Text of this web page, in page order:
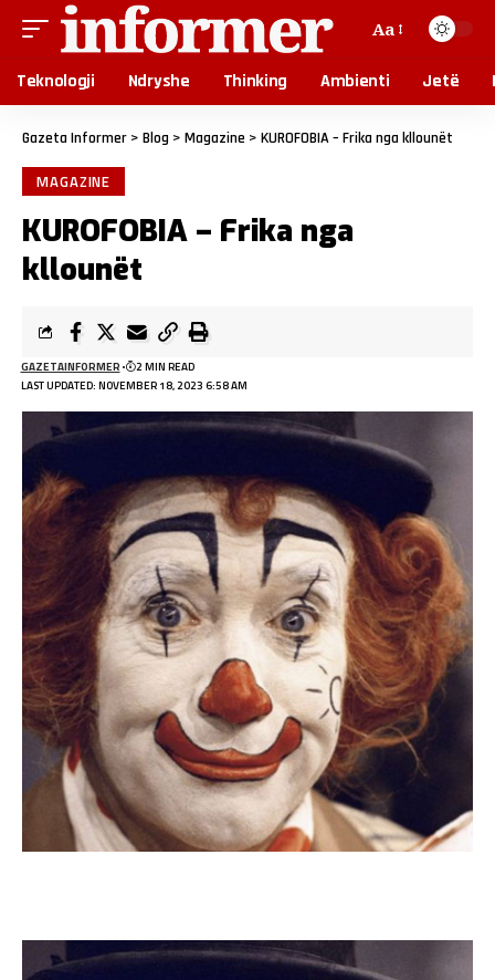
Aa
Teknologji Ndryshe Thinking Ambienti Jetë
Gazeta Informer > Blog > Magazine > KUROFOBIA – Frika nga kllounët
MAGAZINE
KUROFOBIA – Frika nga
kllounët
LAST UPDATED: NOVEMBER 18, 2023 6:58 AM
GAZETAINFORMER 2 MIN READ